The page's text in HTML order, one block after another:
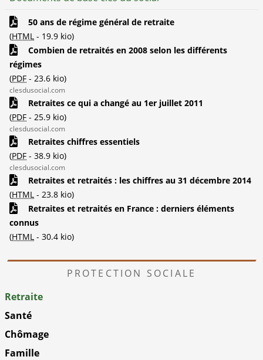
50 ans de régime général de retraite
(HTML - 19.9 kio)
Combien de retraités en 2008 selon les différents
régimes
(PDF - 23.6 kio)
clesdusocial.com
Retraites ce qui a changé au 1er juillet 2011
(PDF - 25.9 kio)
clesdusocial.com
Retraites chiffres essentiels
(PDF - 38.9 kio)
clesdusocial.com
Retraites et retraités : les chiffres au 31 décembre 2014
(HTML - 23.8 kio)
Retraites et retraités en France : derniers éléments
connus
(HTML - 30.4 kio)
PROTECTION SOCIALE
Retraite
Santé
Chômage
Famille